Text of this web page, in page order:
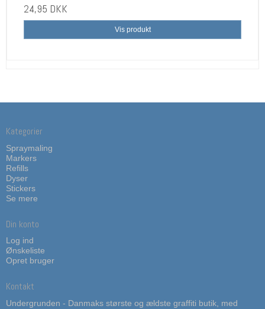
24,95 DKK
Vis produkt
Kategorier
Spraymaling
Markers
Refills
Dyser
Stickers
Se mere
Din konto
Log ind
Ønskeliste
Opret bruger
Kontakt
Undergrunden - Danmaks største og ældste graffiti butik, med